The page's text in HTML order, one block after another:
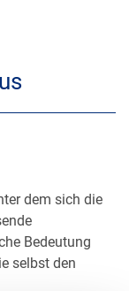
dem sich die
Bedeutung
selbst den